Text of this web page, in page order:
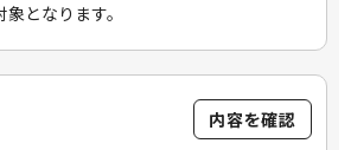
となります。
内容を確認